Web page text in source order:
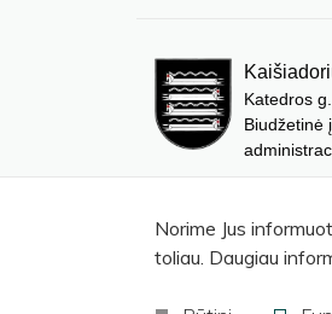
Katedros
Biudžetinė
Norime Jus
toliau. Daugiau